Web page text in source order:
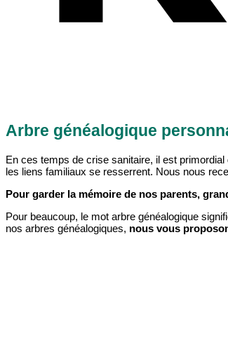
Arbre généalogique
En ces temps de crise sanitaire, il est
les liens familiaux se resserrent. Nous nous
Pour garder la mémoire de nos parents,
Pour beaucoup, le mot arbre généalogique
nos arbres généalogiques, nous vous